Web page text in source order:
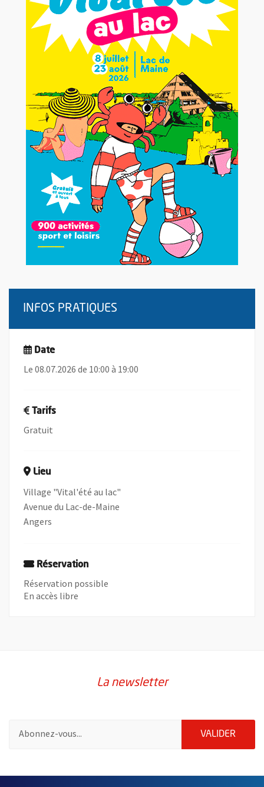
INFOS PRATIQUES
Date
Le 08.07.2026 de 10:00 à 19:00
Tarifs
Gratuit
Lieu
Village "Vital'été au lac"
Avenue du Lac-de-Maine
Angers
Réservation
Réservation possible
En accès libre
La newsletter
VALIDER